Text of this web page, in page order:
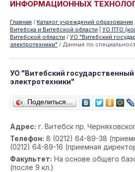
ИНФОРМАЦИОННЫХ
Главная / Каталог учреждений образования
Витебска и Витебской области
УО ПТО
Витебской области / УО "Витебский
электротехники" / Данные по
УО "Витебский
электротехники"
Поделиться…
Адрес: г. Витебск пр.
Телефон: 8 (0212) 64-89-38
(0212) 64-89-16 (приемная
Факультет: На основе общего
(после 9 кл.)